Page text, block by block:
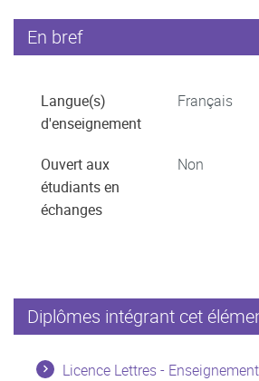
En bref
Langue(s)
d'enseignement
Français
Ouvert aux
étudiants en
échanges
Non
Diplômes intégrant cet
Licence Lettres -